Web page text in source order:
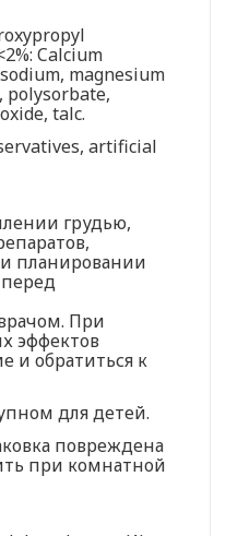
Calcium
magnesium
polysorbate,
talc.
artificial
грудью,
планировании
При
эффектов
и обратиться к
для детей.
повреждена
при комнатной